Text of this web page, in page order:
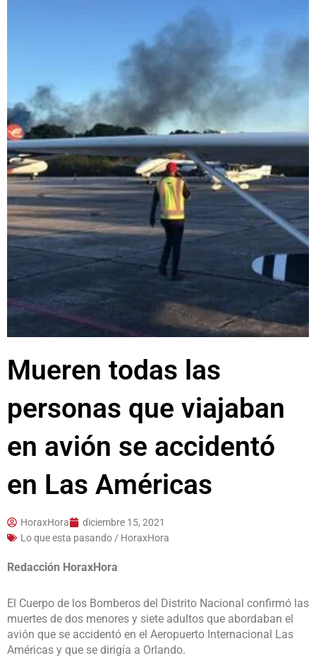
Mueren todas las
personas que viajaban
en avión se accidentó
en Las Américas
HoraxHora
diciembre 15, 2021
Lo que esta pasando / HoraxHora
Redacción HoraxHora
El Cuerpo de los Bomberos del Distrito Nacional confirmó las
muertes de dos menores y siete adultos que abordaban el
avión que se accidentó en el Aeropuerto Internacional Las
Américas y que se dirigía a Orlando.